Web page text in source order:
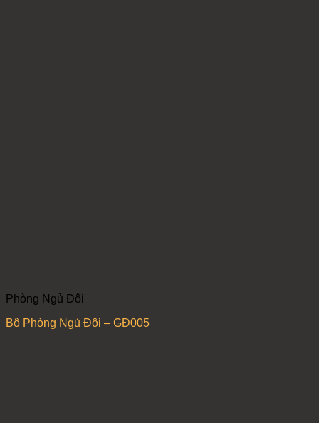
Phòng Ngủ Đôi
Bộ Phòng Ngủ Đôi – GĐ005